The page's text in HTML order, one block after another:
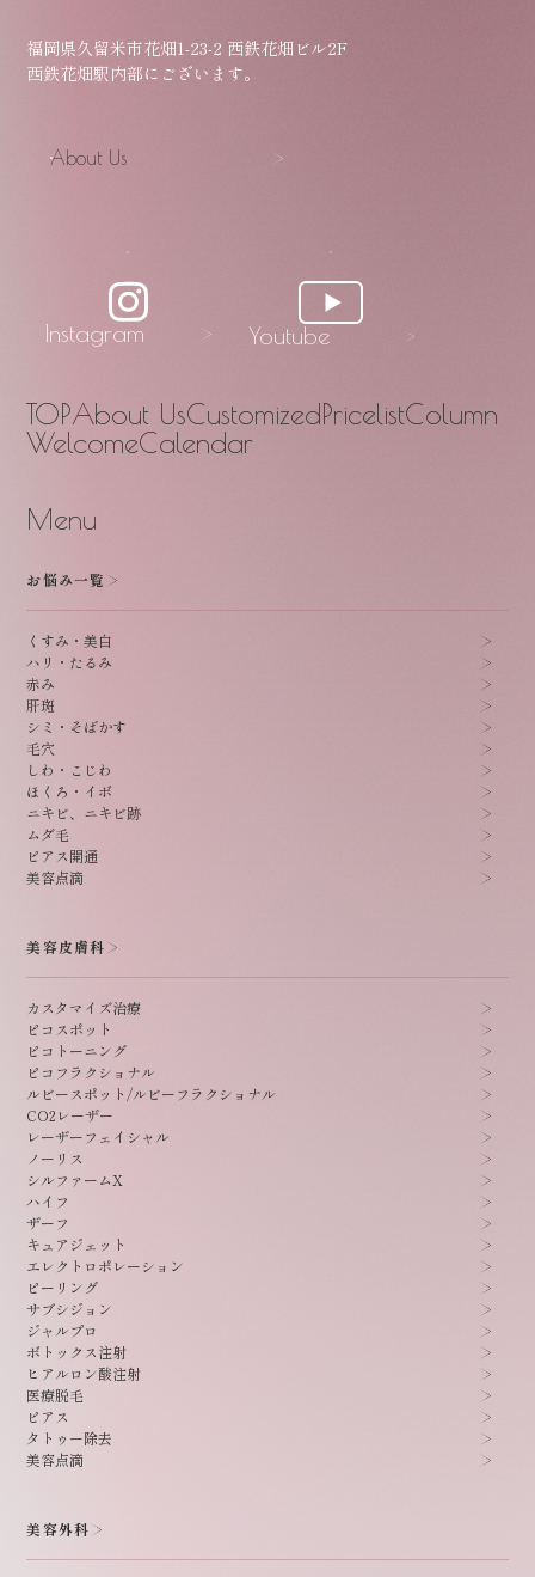
福岡県久留米市花畑1-23-2 西鉄花畑ビル2F
西鉄花畑駅内部にございます。
About Us
Instagram Youtube
TOPAbout UsCustomizedPricelistColumn
WelcomeCalendar
Menu
お悩み一覧
くすみ・美白
ハリ・たるみ
赤み
肝斑
シミ・そばかす
毛穴
しわ・こじわ
ほくろ・イボ
ニキビ、ニキビ跡
ムダ毛
ピアス開通
美容点滴
美容皮膚科
カスタマイズ治療
ピコスポット
ピコトーニング
ピコフラクショナル
ルビースポット/ルビーフラクショナル
CO2レーザー
レーザーフェイシャル
ノーリス
シルファームX
ハイフ
ザーフ
キュアジェット
エレクトロポレーション
ピーリング
サブシジョン
ジャルプロ
ボトックス注射
ヒアルロン酸注射
医療脱毛
ピアス
タトゥー除去
美容点滴
美容外科